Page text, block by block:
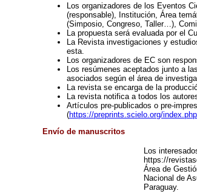
Los organizadores de los Eventos
(responsable), Institución, Área
(Simposio, Congreso, Taller…),
La propuesta será evaluada por el
La Revista investigaciones y
esta.
Los organizadores de EC son
Los resúmenes aceptados junto a
asociados según el área de
La revista se encarga de la
La revista notifica a todos los
Artículos pre-publicados o pre-
(https://preprints.scielo.org/
Envío de manuscritos
Los
https://
Área de
Nacional de
Paraguay.